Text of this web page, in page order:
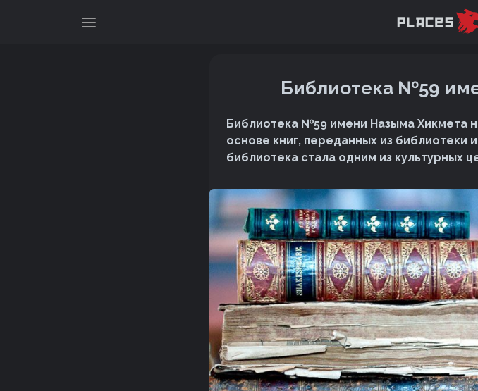
Библиотека №59
Библиотека №59 имени Назыма Хикмета
основе книг, переданных из библиотеки
библиотека стала одним из культурных